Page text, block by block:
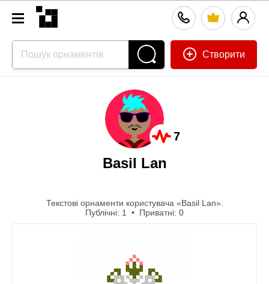
Створити
7
Basil Lan
Текстові орнаменти користувача «Basil Lan».
Публічні: 1 • Приватні: 0